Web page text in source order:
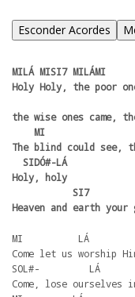
Esconder Acordes
MILÁ MISI7 MILÁMI
Holy Holy, the poor
the wise ones came,
The blind could see,
Holy, holy
Heaven and earth
MI          LÁ
Come let us worship
SOL#-         LÁ
Come, lose ourselves